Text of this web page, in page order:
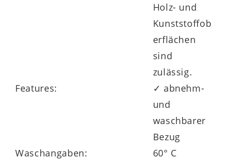
Holz- und
Kunststoffob
erflächen
sind
zulässig.
Features:
✓ abnehm-
und
waschbarer
Bezug
Waschangaben:
60° C